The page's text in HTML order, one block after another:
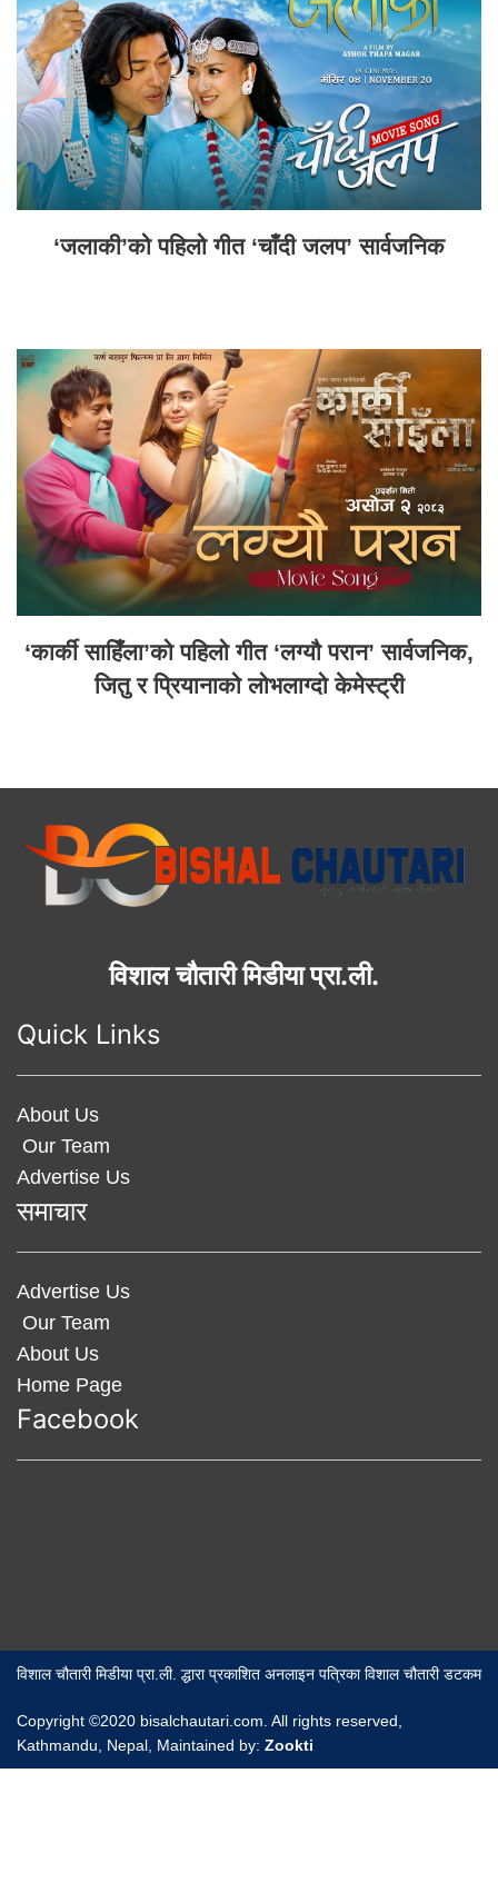
‘जलाकी’को पहिलो गीत ‘चाँदी जलप’ सार्वजनिक
‘कार्की साहिँला’को पहिलो गीत ‘लग्यौ परान’ सार्वजनिक,
जितु र प्रियानाको लोभलाग्दो केमेस्ट्री
विशाल चौतारी मिडीया प्रा.ली.
Quick Links
About Us
Our Team
Advertise Us
समाचार
Advertise Us
Our Team
About Us
Home Page
Facebook
विशाल चौतारी मिडीया प्रा.ली. द्धारा प्रकाशित अनलाइन पत्रिका विशाल चौतारी डटकम
Copyright ©2020 bisalchautari.com. All rights reserved,
Kathmandu, Nepal, Maintained by: Zookti